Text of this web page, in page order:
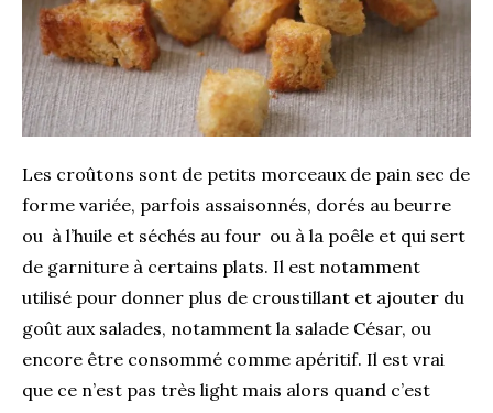
Les croûtons sont de petits morceaux de pain sec de
forme variée, parfois assaisonnés, dorés au beurre
ou à l’huile et séchés au four ou à la poêle et qui sert
de garniture à certains plats. Il est notamment
utilisé pour donner plus de croustillant et ajouter du
goût aux salades, notamment la salade César, ou
encore être consommé comme apéritif. Il est vrai
que ce n’est pas très light mais alors quand c’est